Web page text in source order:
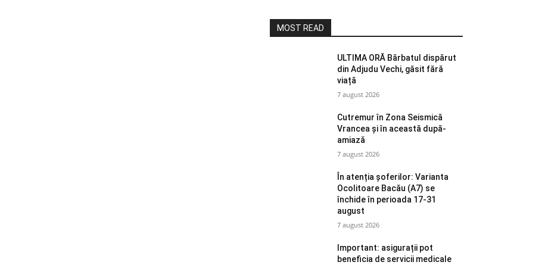
MOST READ
ULTIMA ORĂ Bărbatul dispărut
din Adjudu Vechi, găsit fără
viață
7 august 2026
Cutremur în Zona Seismică
Vrancea și în această după-
amiază
7 august 2026
În atenția șoferilor: Varianta
Ocolitoare Bacău (A7) se
închide în perioada 17-31
august
7 august 2026
Important: asigurații pot
beneficia de servicii medicale